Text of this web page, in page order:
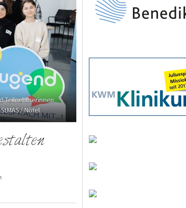
Teilnehmerinnen
/ Nötel